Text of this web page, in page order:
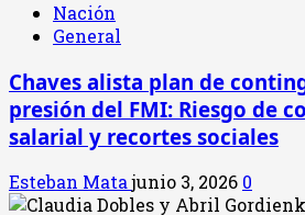
Nación
General
Chaves alista plan de
presión del FMI: Riesgo de
salarial y recortes sociales
Esteban Matajunio 3, 2026 0